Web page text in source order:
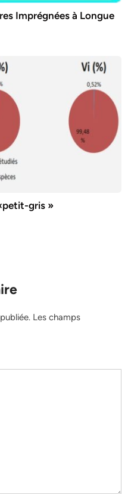
Imprégnées à Longue
gris »
Les champs